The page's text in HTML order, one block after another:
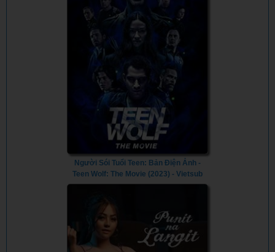
Người Sói Tuổi Teen: Bản Điện Ảnh -
Teen Wolf: The Movie (2023) - Vietsub